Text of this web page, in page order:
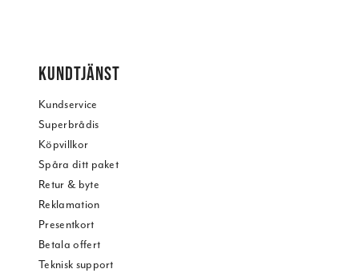
KUNDTJÄNST
Kundservice
Superbrådis
Köpvillkor
Spåra ditt paket
Retur & byte
Reklamation
Presentkort
Betala offert
Teknisk support